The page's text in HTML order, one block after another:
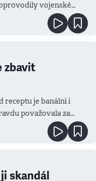
vojenské
zbavit
receptu je banální i
považovala za
skandál